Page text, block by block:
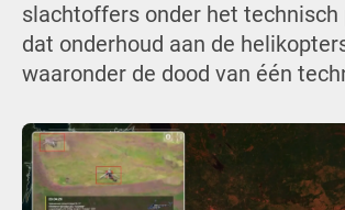
slachtoffers onder het technisch
dat onderhoud aan de
waaronder de dood van één